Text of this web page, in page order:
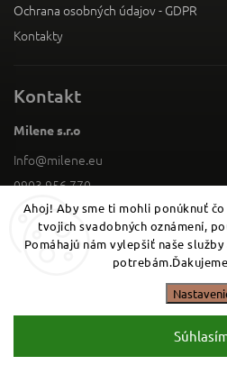
Ahoj! Aby sme ti mohli ponúknuť
tvojich svadobných oznámení,
Pomáhajú nám vylepšiť naše
Ochrana osobných údajov - GDPR
Kontakty
Kontakt
Milene s.r.o
Info@milene.eu
0903 956 770
Facebook
0903 956 770
Milene.